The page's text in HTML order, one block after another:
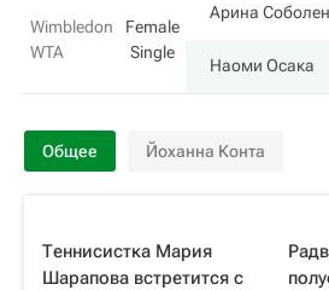
Wimbledon
WTA
Female
Single
Арина
Наоми Осака
Общее Йоханна Конта
Теннисистка Мария
Шарапова встретится с